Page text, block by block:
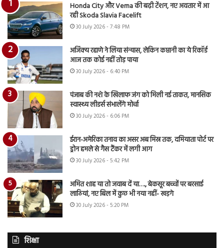
Honda City और Verna की बढ़ी टेंशन, नए अवतार में आ
रही Skoda Slavia Facelift
30 July 2026 - 7:48 PM
अजिंक्य रहाणे ने लिया संन्यास, लेकिन कप्तानी का ये रिकॉर्ड
आज तक कोई नहीं तोड़ पाया
30 July 2026 - 6:40 PM
पंजाब की नशे के खिलाफ जंग को मिली नई ताकत, मानसिक
स्वास्थ्य लीडर्स संभालेंगे मोर्चा
30 July 2026 - 6:06 PM
ईरान-अमेरिका तनाव का असर अब मिस्र तक, दमियाता पोर्ट पर
ड्रोन हमले से गैस टैंकर में लगी आग
30 July 2026 - 5:42 PM
अमित शाह या तो जवाब दें या…., बेकसूर बच्चों पर बरसाई
लाठियां, नए बिल में कुछ भी नया नहीं- खड़गे
30 July 2026 - 5:20 PM
शिक्षा